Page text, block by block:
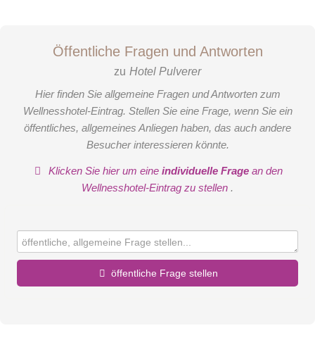
Öffentliche Fragen und Antworten
zu Hotel Pulverer
Hier finden Sie allgemeine Fragen und Antworten zum
Wellnesshotel-Eintrag. Stellen Sie eine Frage, wenn Sie ein
öffentliches, allgemeines Anliegen haben, das auch andere
Besucher interessieren könnte.
Klicken Sie hier um eineindividuelle Frage an den
Wellnesshotel-Eintrag zu stellen .
öffentliche Frage stellen